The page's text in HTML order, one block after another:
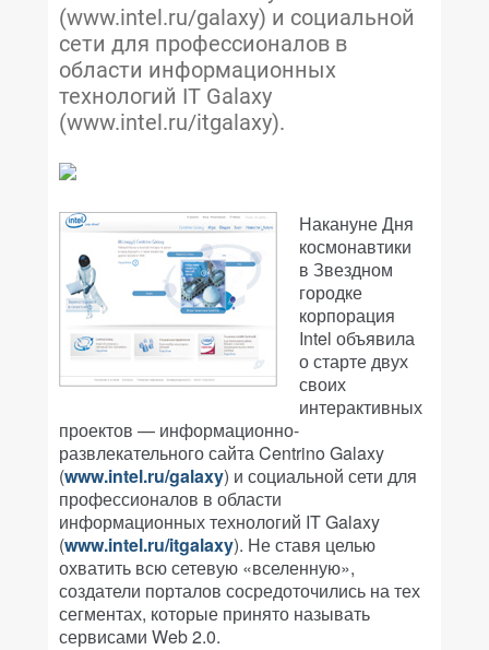
(www.intel.ru/galaxy) и социальной
сети для профессионалов в
области информационных
технологий IT Galaxy
(www.intel.ru/itgalaxy).
Накануне Дня
космонавтики
в Звездном
городке
корпорация
Intel объявила
о старте двух
своих
интерактивных
проектов — информационно-
развлекательного сайта Centrino Galaxy
(www.intel.ru/galaxy) и социальной сети для
профессионалов в области
информационных технологий IT Galaxy
(www.intel.ru/itgalaxy). Не ставя целью
охватить всю сетевую «вселенную»,
создатели порталов сосредоточились на тех
сегментах, которые принято называть
сервисами Web 2.0.